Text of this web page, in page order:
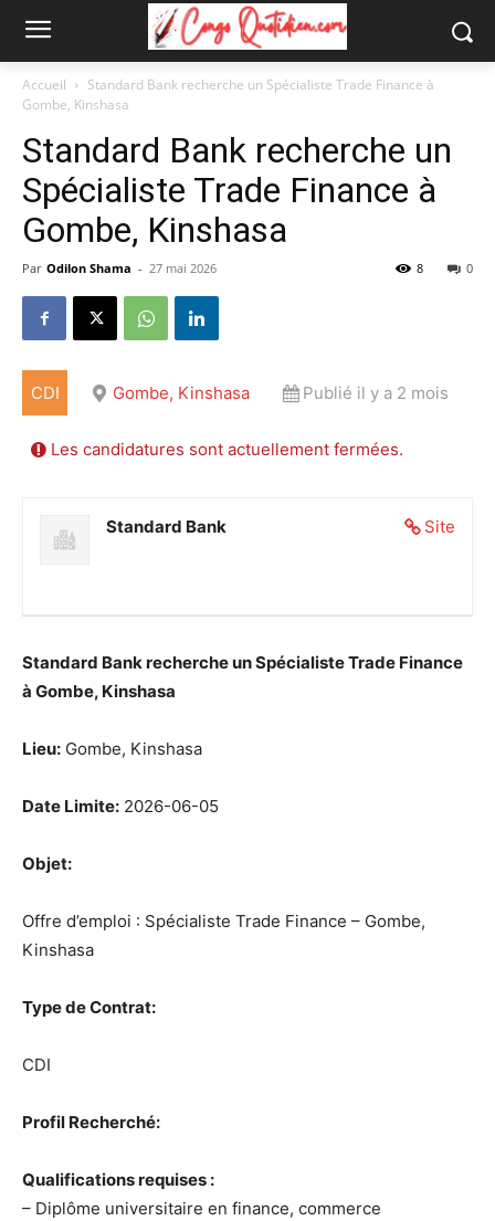
Accueil
Standard Bank recherche un Spécialiste Trade Finance à
Gombe, Kinshasa
Standard Bank recherche un
Spécialiste Trade Finance à
Gombe, Kinshasa
Par Odilon Shama - 27 mai 2026 0
8
CDI Gombe, Kinshasa Publié il y a 2 mois
Les candidatures sont actuellement fermées.
Site
Standard Bank
Standard Bank recherche un Spécialiste Trade Finance
à Gombe, Kinshasa
Lieu: Gombe, Kinshasa
Date Limite: 2026-06-05
Objet:
Offre d’emploi : Spécialiste Trade Finance – Gombe,
Kinshasa
Type de Contrat:
CDI
Profil Recherché:
Qualifications requises :
– Diplôme universitaire en finance, commerce